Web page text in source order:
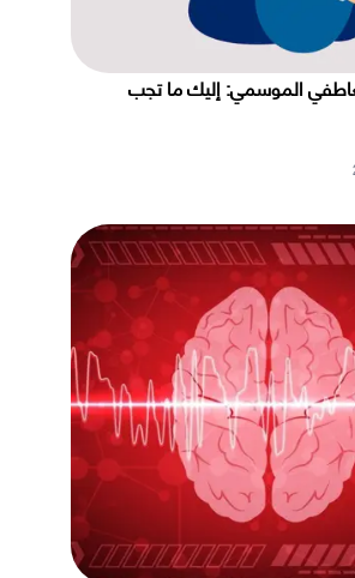
الموسمي: إليك ما تجب